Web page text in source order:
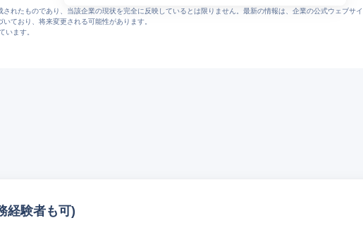
answers?topic=%E8%B3%9E%E4%B8%8E
されたものであり、当該企業の現状を完全に反映しているとは限りません。最新の情報は、企業の公式ウェブサ
ており、将来変更される可能性があります。
います。
経験者も可)